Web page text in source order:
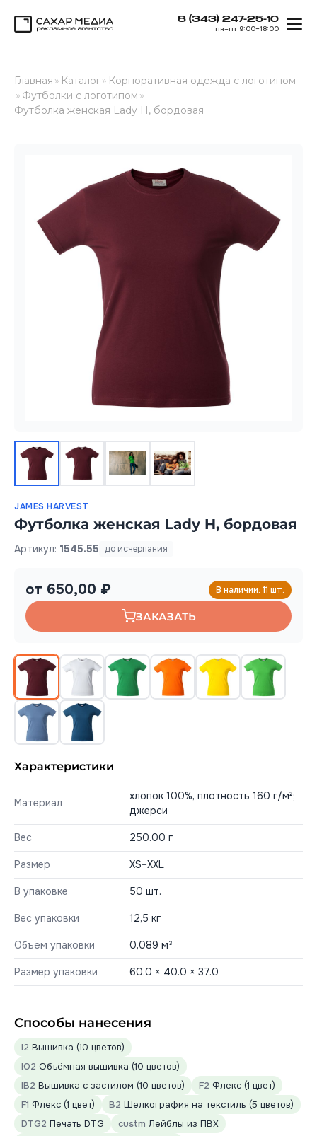
8 (343) 247-25-10
пн–пт 9:00–18:00
Главная » Каталог» Корпоративная одежда с логотипом
» Футболки с логотипом »
Футболка женская Lady H, бордовая
JAMES HARVEST
Футболка женская Lady H, бордовая
Артикул: 1545.55 до исчерпания
от 650,00 ₽ В наличии: 11 шт.
ЗАКАЗАТЬ
Характеристики
Материал
хлопок 100%, плотность 160 г/м²;
джерси
Вес 250.00 г
Размер XS–XXL
В упаковке 50 шт.
Вес упаковки 12,5 кг
Объём упаковки 0,089 м³
Размер упаковки 60.0 × 40.0 × 37.0
Способы нанесения
I2 Вышивка (10 цветов)
IO2 Объёмная вышивка (10 цветов)
IB2 Вышивка с застилом (10 цветов) F2 Флекс (1 цвет)
F1 Флекс (1 цвет) B2 Шелкография на текстиль (5 цветов)
DTG2 Печать DTG custm Лейблы из ПВХ